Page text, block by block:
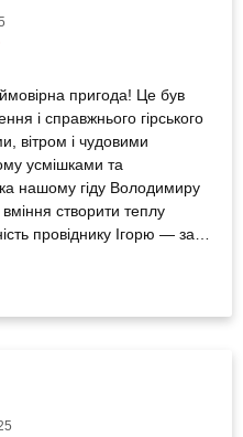
пригода! Це був
і справжнього гірського
вітром і чудовими
усмішками та
нашому гіду Володимиру
створити теплу
провіднику Ігорю — за
а справжнім гірським
і внутрішнього